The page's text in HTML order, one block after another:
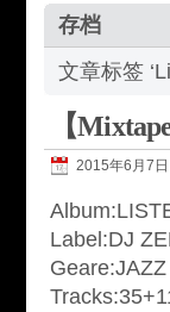
存档
文章标签
【
2015年6月7日
Label:DJ